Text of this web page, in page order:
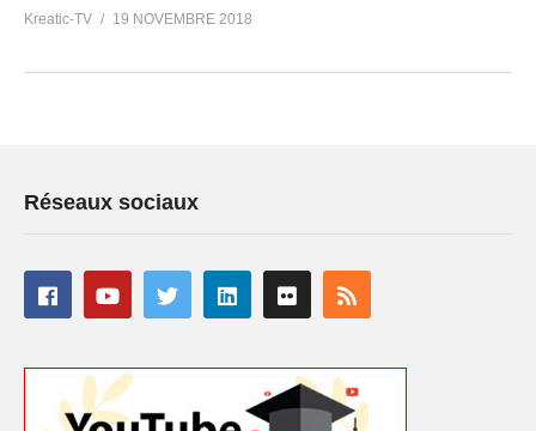
Kreatic-TV 19 NOVEMBRE 2018
Réseaux sociaux